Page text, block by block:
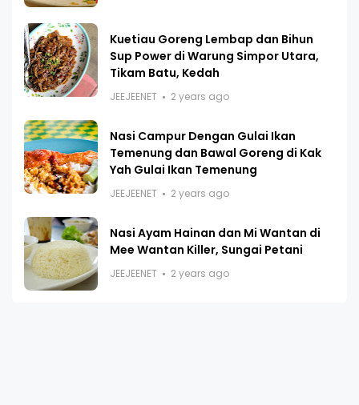
Kuetiau Goreng Lembap dan Bihun
Sup Power di Warung Simpor Utara,
Tikam Batu, Kedah
JEEJEENET 2 years ago
Nasi Campur Dengan Gulai Ikan
Temenung dan Bawal Goreng di Kak
Yah Gulai Ikan Temenung
JEEJEENET 2 years ago
Nasi Ayam Hainan dan Mi Wantan di
Mee Wantan Killer, Sungai Petani
JEEJEENET 2 years ago